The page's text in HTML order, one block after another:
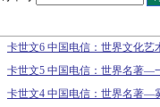
卡世文6 中国电信：世界文化
卡世文5 中国电信：世界名著—
卡世文4 中国电信：世界名著—